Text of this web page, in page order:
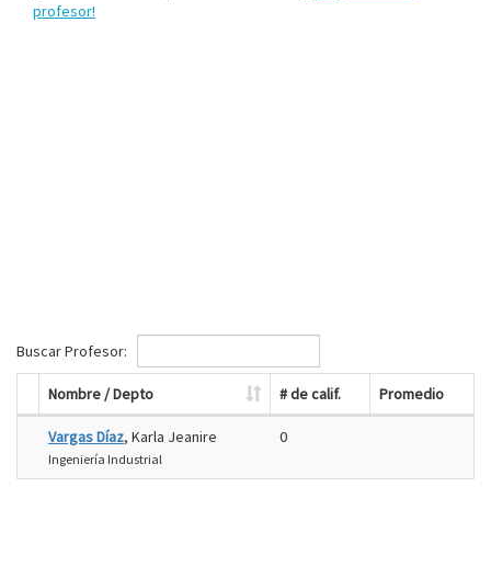
profesor!
Buscar Profesor:
Nombre / Depto # de calif. Promedio
Vargas Díaz, Karla Jeanire
Ingeniería Industrial
0